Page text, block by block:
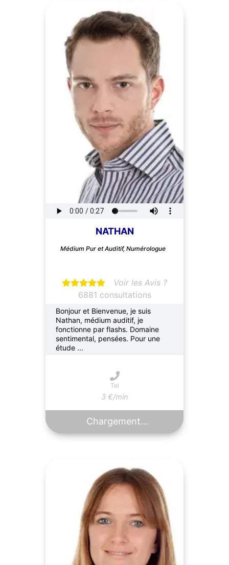
NATHAN
Médium Pur et Auditif, Numérologue
Voir les Avis ?
6881 consultations
Bonjour et Bienvenue, je suis
Nathan, médium auditif, je
fonctionne par flashs. Domaine
sentimental, pensées. Pour une
étude ...
Tel
3 €/min
Chargement...